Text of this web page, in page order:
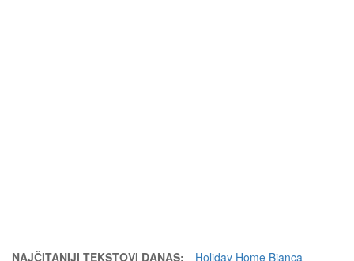
NAJČITANIJI TEKSTOVI DANAS:
Holiday Home Bianca